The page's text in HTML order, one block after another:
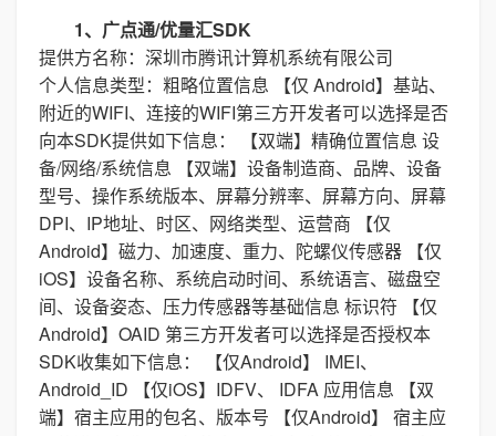
1、广点通/优量汇SDK
提供方名称：深圳市腾讯计算机系统有限公司
个人信息类型：粗略位置信息 【仅 Android】基站、
附近的WIFI、连接的WIFI第三方开发者可以选择是否
向本SDK提供如下信息： 【双端】精确位置信息 设
备/网络/系统信息 【双端】设备制造商、品牌、设备
型号、操作系统版本、屏幕分辨率、屏幕方向、屏幕
DPI、IP地址、时区、网络类型、运营商 【仅
Android】磁力、加速度、重力、陀螺仪传感器 【仅
iOS】设备名称、系统启动时间、系统语言、磁盘空
间、设备姿态、压力传感器等基础信息 标识符 【仅
Android】OAID 第三方开发者可以选择是否授权本
SDK收集如下信息： 【仅Android】 IMEI、
Android_ID 【仅iOS】IDFV、 IDFA 应用信息 【双
端】宿主应用的包名、版本号 【仅Android】 宿主应